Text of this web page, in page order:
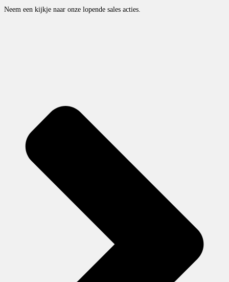
Neem een kijkje naar onze lopende sales acties.